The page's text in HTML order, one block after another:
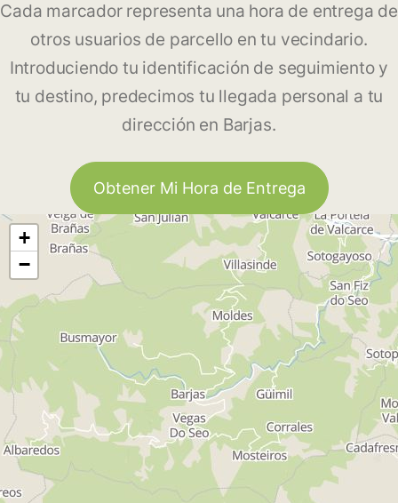
Cada marcador representa una hora de entrega de
otros usuarios de parcello en tu vecindario.
Introduciendo tu identificación de seguimiento y
tu destino, predecimos tu llegada personal a tu
dirección en Barjas.
Obtener Mi Hora de Entrega
+
−